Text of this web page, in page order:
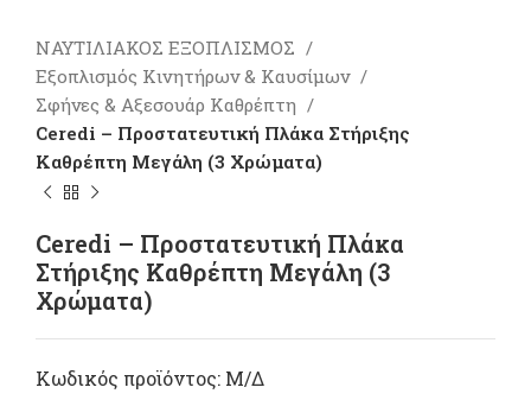
ΝΑΥΤΙΛΙΑΚΟΣ ΕΞΟΠΛΙΣΜΟΣ
Εξοπλισμός Κινητήρων & Καυσίμων
Σφήνες & Αξεσουάρ Καθρέπτη
Ceredi – Προστατευτική Πλάκα Στήριξης
Καθρέπτη Μεγάλη (3 Χρώματα)
Ceredi – Προστατευτική Πλάκα
Στήριξης Καθρέπτη Μεγάλη (3
Χρώματα)
Κωδικός προϊόντος: Μ/Δ